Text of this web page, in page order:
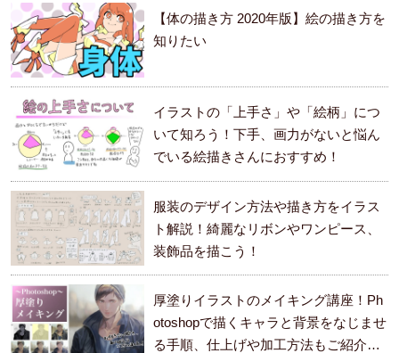
【体の描き方 2020年版】絵の描き方を
知りたい
イラストの「上手さ」や「絵柄」につ
いて知ろう！下手、画力がないと悩ん
でいる絵描きさんにおすすめ！
服装のデザイン方法や描き方をイラス
ト解説！綺麗なリボンやワンピース、
装飾品を描こう！
厚塗りイラストのメイキング講座！Ph
otoshopで描くキャラと背景をなじませ
る手順、仕上げや加工方法もご紹介し